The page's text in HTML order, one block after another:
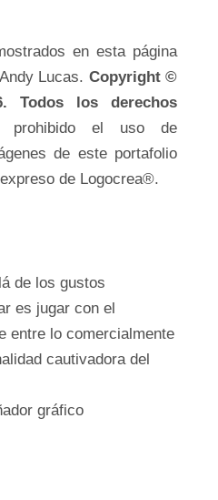
en esta página
Lucas. Copyright ©
Todos los derechos
prohibido el uso de
de este portafolio
de Logocrea®.
de los gustos
es jugar con el
entre lo comercialmente
cautivadora del
gráfico